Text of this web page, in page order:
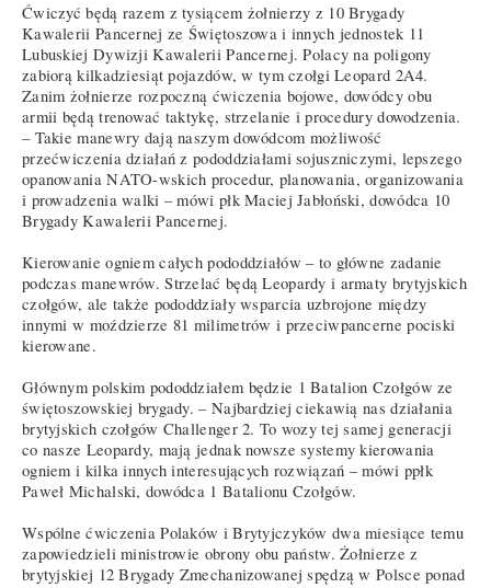
Ćwiczyć będą razem z tysiącem żołnierzy z 10 Brygady
Kawalerii Pancernej ze Świętoszowa i innych jednostek 11
Lubuskiej Dywizji Kawalerii Pancernej. Polacy na poligony
zabiorą kilkadziesiąt pojazdów, w tym czołgi Leopard 2A4.
Zanim żołnierze rozpoczną ćwiczenia bojowe, dowódcy obu
armii będą trenować taktykę, strzelanie i procedury dowodzenia.
– Takie manewry dają naszym dowódcom możliwość
przećwiczenia działań z pododdziałami sojuszniczymi, lepszego
opanowania NATO-wskich procedur, planowania, organizowania
i prowadzenia walki – mówi płk Maciej Jabłoński, dowódca 10
Brygady Kawalerii Pancernej.
Kierowanie ogniem całych pododdziałów – to główne zadanie
podczas manewrów. Strzelać będą Leopardy i armaty brytyjskich
czołgów, ale także pododdziały wsparcia uzbrojone między
innymi w moździerze 81 milimetrów i przeciwpancerne pociski
kierowane.
Głównym polskim pododdziałem będzie 1 Batalion Czołgów ze
świętoszowskiej brygady. – Najbardziej ciekawią nas działania
brytyjskich czołgów Challenger 2. To wozy tej samej generacji
co nasze Leopardy, mają jednak nowsze systemy kierowania
ogniem i kilka innych interesujących rozwiązań – mówi ppłk
Paweł Michalski, dowódca 1 Batalionu Czołgów.
Wspólne ćwiczenia Polaków i Brytyjczyków dwa miesiące temu
zapowiedzieli ministrowie obrony obu państw. Żołnierze z
brytyjskiej 12 Brygady Zmechanizowanej spędzą w Polsce ponad